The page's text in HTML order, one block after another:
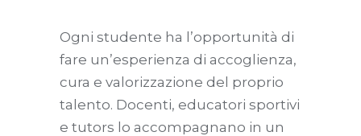
Ogni studente ha l’opportunità di
fare un’esperienza di accoglienza,
cura e valorizzazione del proprio
talento. Docenti, educatori sportivi
e tutors lo accompagnano in un